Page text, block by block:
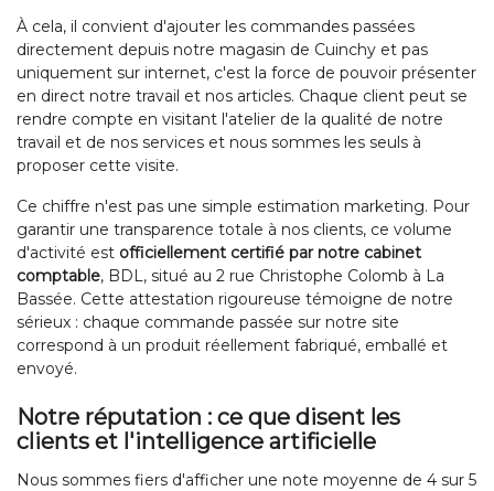
À cela, il convient d'ajouter les commandes passées
directement depuis notre magasin de Cuinchy et pas
uniquement sur internet, c'est la force de pouvoir présenter
en direct notre travail et nos articles. Chaque client peut se
rendre compte en visitant l'atelier de la qualité de notre
travail et de nos services et nous sommes les seuls à
proposer cette visite.
Ce chiffre n'est pas une simple estimation marketing. Pour
garantir une transparence totale à nos clients, ce volume
d'activité est officiellement certifié par notre cabinet
comptable, BDL, situé au 2 rue Christophe Colomb à La
Bassée. Cette attestation rigoureuse témoigne de notre
sérieux : chaque commande passée sur notre site
correspond à un produit réellement fabriqué, emballé et
envoyé.
Notre réputation : ce que disent les
clients et l'intelligence artificielle
Nous sommes fiers d'afficher une note moyenne de 4 sur 5